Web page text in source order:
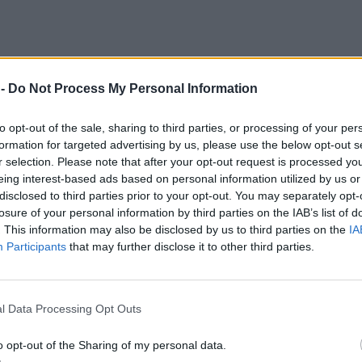
Do Not Process My Personal Information
opt-out of the sale, sharing to third parties, or processing of your
for targeted advertising by us, please use the below opt-out
selection. Please note that after your opt-out request is processed
interest-based ads based on personal information utilized by us
to third parties prior to your opt-out. You may separately
of your personal information by third parties on the IAB’s list of
This information may also be disclosed by us to third parties on the
Participants that may further disclose it to other third parties.
Data Processing Opt Outs
opt-out of the Sharing of my personal data.
στο 112, δεν δόθηκε συγκεκριμένο χρονικό
για την ώρα της έκρηξης.